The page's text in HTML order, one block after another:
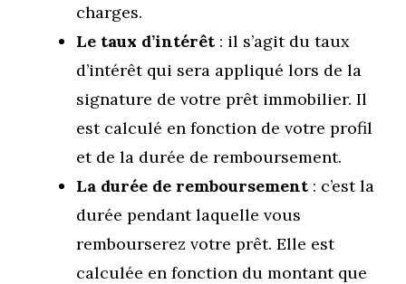
charges.
Le taux d’intérêt : il s’agit du taux
d’intérêt qui sera appliqué lors de la
signature de votre prêt immobilier. Il
est calculé en fonction de votre profil
et de la durée de remboursement.
La durée de remboursement : c’est la
durée pendant laquelle vous
rembourserez votre prêt. Elle est
calculée en fonction du montant que